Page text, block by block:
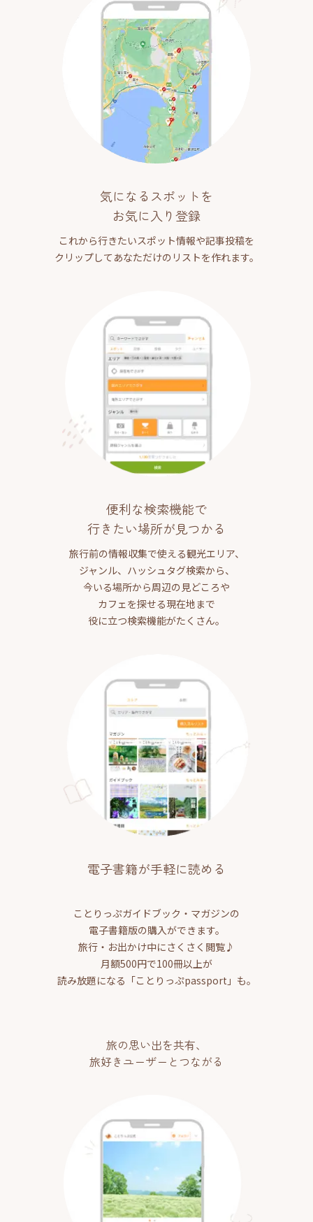
気になるスポットを
お気に入り登録
これから行きたいスポット情報や記事投稿を
クリップしてあなただけのリストを作れます。
便利な検索機能で
行きたい場所が見つかる
旅行前の情報収集で使える観光エリア、
ジャンル、ハッシュタグ検索から、
今いる場所から周辺の見どころや
カフェを探せる現在地まで
役に立つ検索機能がたくさん。
電子書籍が手軽に読める
ことりっぷガイドブック・マガジンの
電子書籍版の購入ができます。
旅行・お出かけ中にさくさく閲覧♪
月額500円で100冊以上が
読み放題になる「ことりっぷpassport」も。
旅の思い出を共有、
旅好きユーザーとつながる